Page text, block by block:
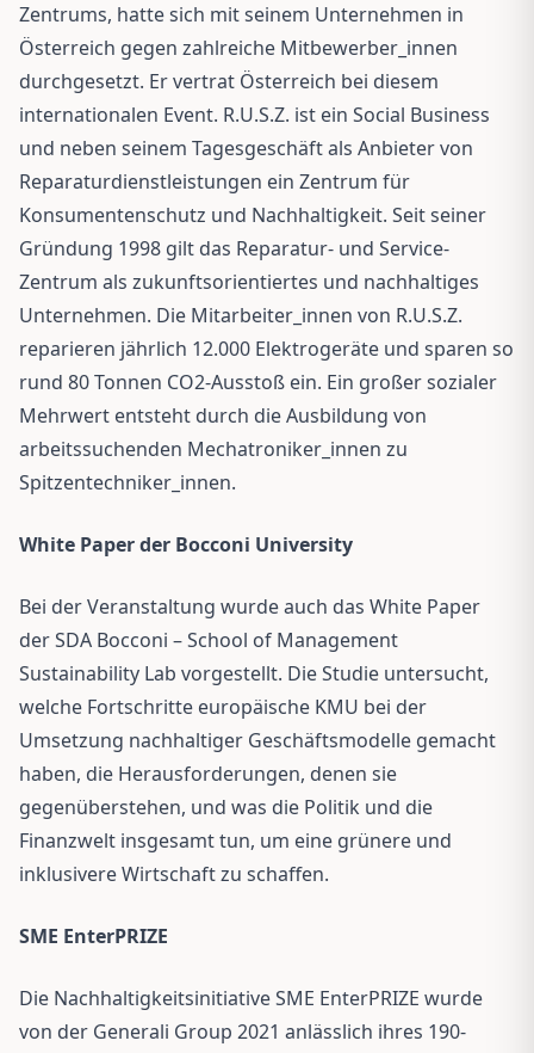
Zentrums, hatte sich mit seinem Unternehmen in
Österreich gegen zahlreiche Mitbewerber_innen
durchgesetzt. Er vertrat Österreich bei diesem
internationalen Event. R.U.S.Z. ist ein Social Business
und neben seinem Tagesgeschäft als Anbieter von
Reparaturdienstleistungen ein Zentrum für
Konsumentenschutz und Nachhaltigkeit. Seit seiner
Gründung 1998 gilt das Reparatur- und Service-
Zentrum als zukunftsorientiertes und nachhaltiges
Unternehmen. Die Mitarbeiter_innen von R.U.S.Z.
reparieren jährlich 12.000 Elektrogeräte und sparen so
rund 80 Tonnen CO2-Ausstoß ein. Ein großer sozialer
Mehrwert entsteht durch die Ausbildung von
arbeitssuchenden Mechatroniker_innen zu
Spitzentechniker_innen.
White Paper der Bocconi University
Bei der Veranstaltung wurde auch das White Paper
der SDA Bocconi – School of Management
Sustainability Lab vorgestellt. Die Studie untersucht,
welche Fortschritte europäische KMU bei der
Umsetzung nachhaltiger Geschäftsmodelle gemacht
haben, die Herausforderungen, denen sie
gegenüberstehen, und was die Politik und die
Finanzwelt insgesamt tun, um eine grünere und
inklusivere Wirtschaft zu schaffen.
SME EnterPRIZE
Die Nachhaltigkeitsinitiative SME EnterPRIZE wurde
von der Generali Group 2021 anlässlich ihres 190-